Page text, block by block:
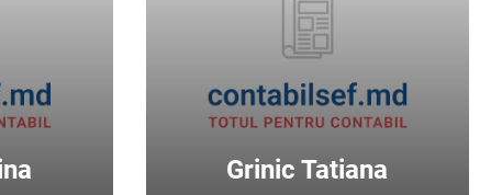
Grinic Tatiana